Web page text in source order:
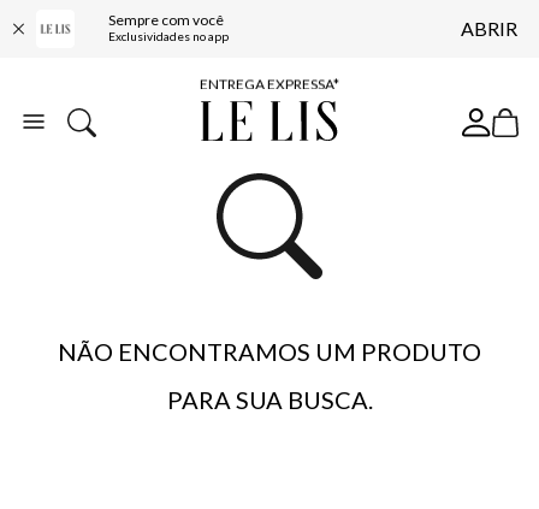
Sempre com você
Exclusividades no app ABRIR
COMPRE ONLINE E RETIRE EM LOJA*
ENTREGA EXPRESSA*
FRETE GRÁTIS*
10% OFF NA PRIMEIRA COMPRA*
NÃO ENCONTRAMOS UM PRODUTO
PARA SUA BUSCA.